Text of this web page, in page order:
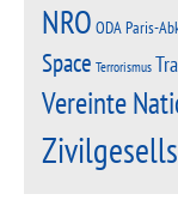
NRO ODAParis-
Space Terrorismus
Vereinte